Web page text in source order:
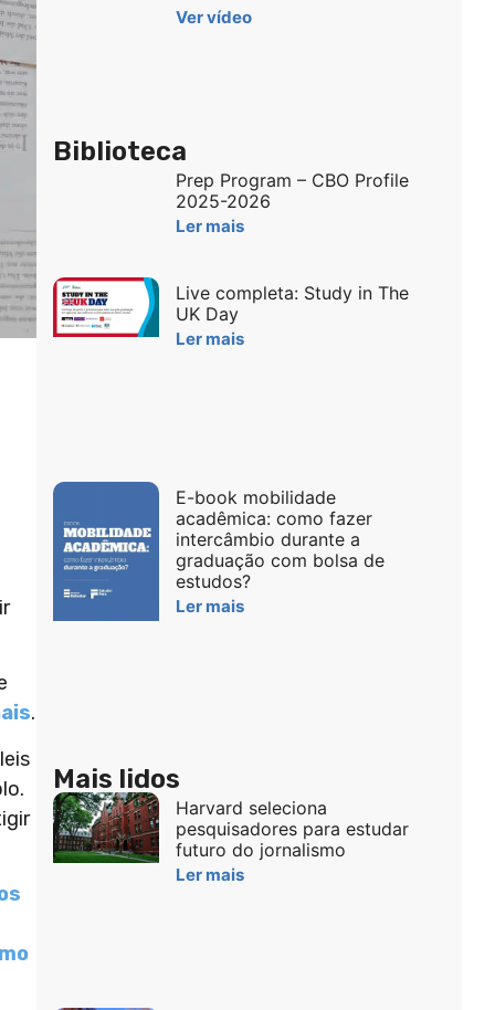
.
Ver vídeo
Biblioteca
Prep Program – CBO Profile
2025-2026
Ler mais
Live completa: Study in The
UK Day
Ler mais
E-book mobilidade
acadêmica: como fazer
intercâmbio durante a
graduação com bolsa de
estudos?
Ler mais
Mais lidos
Harvard seleciona
pesquisadores para estudar
futuro do jornalismo
Ler mais